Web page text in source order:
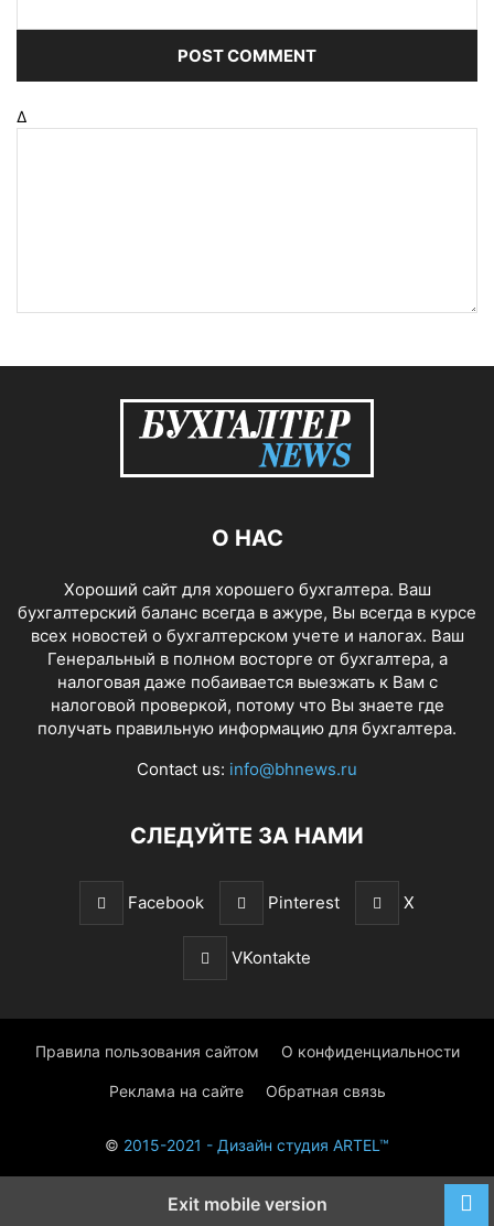
Δ
О НАС
Хороший сайт для хорошего бухгалтера. Ваш
бухгалтерский баланс всегда в ажуре, Вы всегда в курсе
всех новостей о бухгалтерском учете и налогах. Ваш
Генеральный в полном восторге от бухгалтера, а
налоговая даже побаивается выезжать к Вам с
налоговой проверкой, потому что Вы знаете где
получать правильную информацию для бухгалтера.
Contact us: info@bhnews.ru
СЛЕДУЙТЕ ЗА НАМИ
Facebook Pinterest X
VKontakte
Правила пользования сайтом О конфиденциальности
Реклама на сайте Обратная связь
© 2015-2021 - Дизайн студия ARTEL™
Exit mobile version